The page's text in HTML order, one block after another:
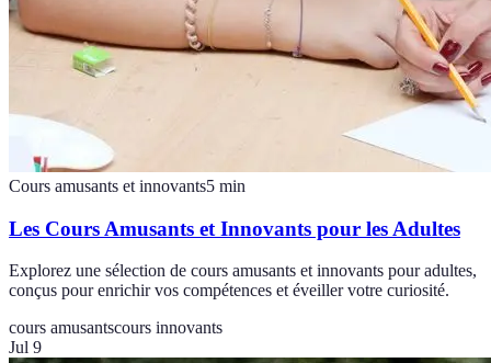
Cours amusants et innovants5 min
Les Cours Amusants et Innovants pour les Adultes
Explorez une sélection de cours amusants et innovants pour adultes,
conçus pour enrichir vos compétences et éveiller votre curiosité.
cours amusantscours innovants
Jul 9